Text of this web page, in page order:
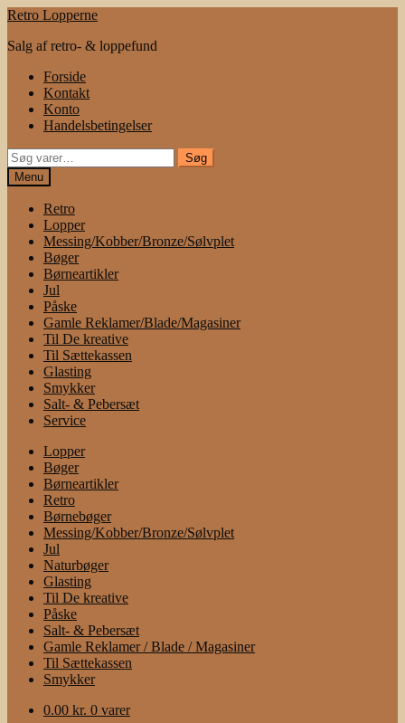
Spring
navigation
Spring
indhold
Retro Lopperne
Salg af retro- & loppefund
Forside
Kontakt
Konto
Handelsbetingelser
Søg
efter:
Søg
Menu
Retro
Lopper
Messing/Kobber/Bronze/Sølvplet
Bøger
Børneartikler
Jul
Påske
Gamle Reklamer/Blade/Magasiner
Til De kreative
Til Sættekassen
Glasting
Smykker
Salt- & Pebersæt
Service
Lopper
Bøger
Børneartikler
Retro
Børnebøger
Messing/Kobber/Bronze/Sølvplet
Jul
Naturbøger
Glasting
Til De kreative
Påske
Salt- & Pebersæt
Gamle Reklamer / Blade / Magasiner
Til Sættekassen
Smykker
0.00 kr. 0 varer